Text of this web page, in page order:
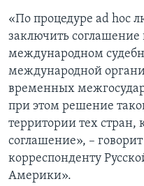
«По процедуре ad hoc
заключить
международном
международной
временных
при этом решение
территории тех стран,
соглашение», –
корреспонденту
Америки».